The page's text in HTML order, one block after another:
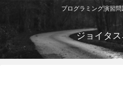
プログラミング演習
ジョイタ